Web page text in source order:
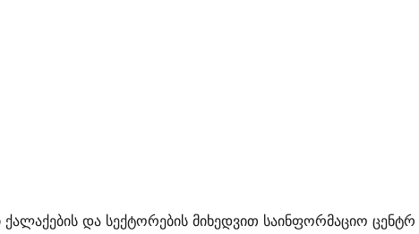
და სექტორების მიხედვით საინფორმაციო ცენტრ